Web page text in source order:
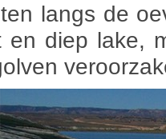
langs de
en diep lake,